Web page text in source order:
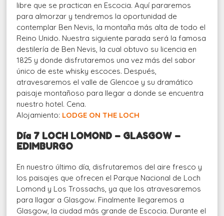
libre que se practican en Escocia. Aquí pararemos
para almorzar y tendremos la oportunidad de
contemplar Ben Nevis, la montaña más alta de todo el
Reino Unido. Nuestra siguiente parada será la famosa
destilería de Ben Nevis, la cual obtuvo su licencia en
1825 y donde disfrutaremos una vez más del sabor
único de este whisky escoces. Después,
atravesaremos el valle de Glencoe y su dramático
paisaje montañoso para llegar a donde se encuentra
nuestro hotel. Cena.
Alojamiento: LODGE ON THE LOCH
Día 7 LOCH LOMOND – GLASGOW –
EDIMBURGO
En nuestro último día, disfrutaremos del aire fresco y
los paisajes que ofrecen el Parque Nacional de Loch
Lomond y Los Trossachs, ya que los atravesaremos
para llagar a Glasgow. Finalmente llegaremos a
Glasgow, la ciudad más grande de Escocia. Durante el